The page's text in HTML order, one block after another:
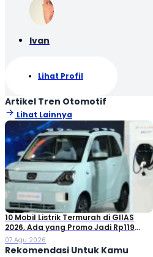
Ivan
Lihat Profil
Artikel Tren Otomotif
Lihat Lainnya
10 Mobil Listrik Termurah di GIIAS
2026, Ada yang Promo Jadi Rp119
Jutaan!
07 Agu 2026
Rekomendasi Untuk Kamu